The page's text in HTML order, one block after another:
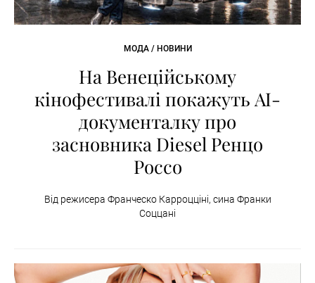
МОДА / НОВИНИ
На Венеційському
кінофестивалі покажуть AI-
документалку про
засновника Diesel Ренцо
Россо
Від режисера Франческо Карроцціні, сина Франки
Соццані